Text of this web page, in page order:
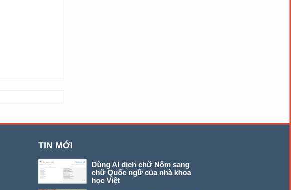
TIN MỚI
Dùng AI dịch chữ Nôm sang
chữ Quốc ngữ của nhà khoa
học Việt